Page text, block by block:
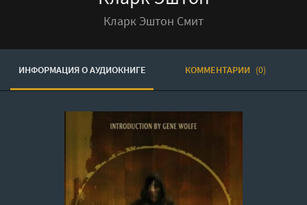
Кларк Эштон Смит
ИНФОРМАЦИЯ О АУДИОКНИГЕ КОММЕНТАРИИ (0)